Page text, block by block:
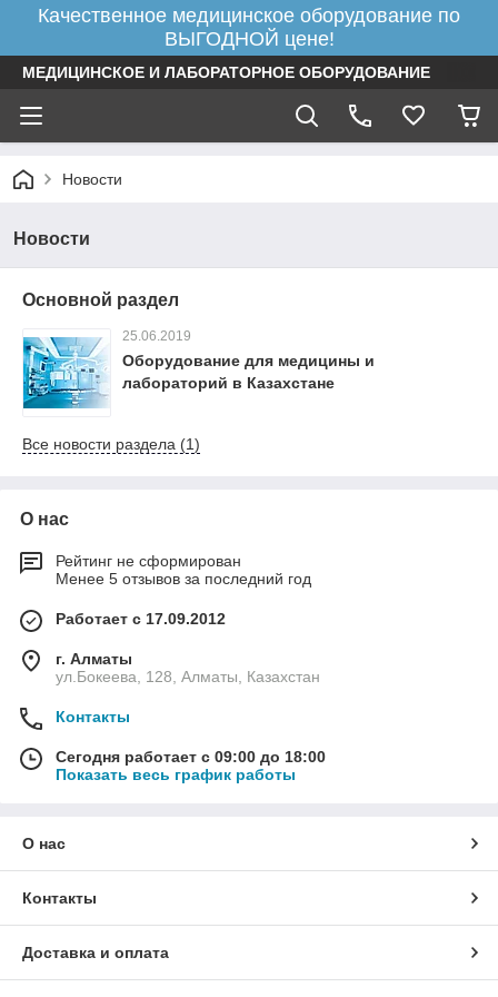
Качественное медицинское оборудование по
ВЫГОДНОЙ цене!
МЕДИЦИНСКОЕ И ЛАБОРАТОРНОЕ ОБОРУДОВАНИЕ
Новости
Новости
Основной раздел
25.06.2019
Оборудование для медицины и
лабораторий в Казахстане
Все новости раздела (1)
О нас
Рейтинг не сформирован
Менее 5 отзывов за последний год
Работает с 17.09.2012
г. Алматы
ул.Бокеева, 128, Алматы, Казахстан
Контакты
Сегодня работает с 09:00 до 18:00
Показать весь график работы
О нас
Контакты
Доставка и оплата